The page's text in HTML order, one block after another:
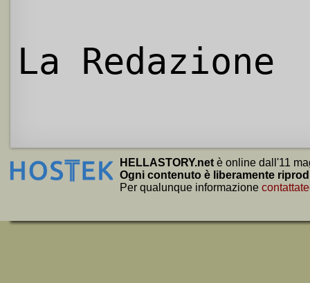
La Redazione
HELLASTORY.net è online dall'11
Ogni contenuto è liberamente
Per qualunque informazione